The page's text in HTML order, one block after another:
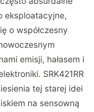
eksploatacyjne,
o współczesny
emisji, hałasem i
SRK421RR
tej starej idei
na sensowną